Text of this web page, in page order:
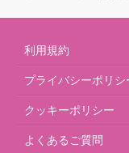
利用規約
プライバシーポリシ
クッキーポリシー
よくあるご質問